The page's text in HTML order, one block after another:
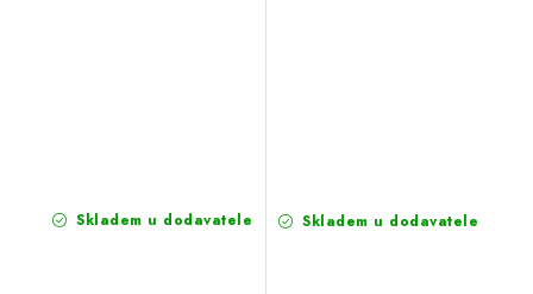
Skladem u dodavatele Skladem u dodavatele